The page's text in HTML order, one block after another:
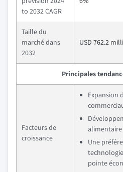
to 2032 CAGR
Taille du
marché dans
2032
USD 762.2
Principales
Facteurs de
croissance
Expansion
Une
pointe